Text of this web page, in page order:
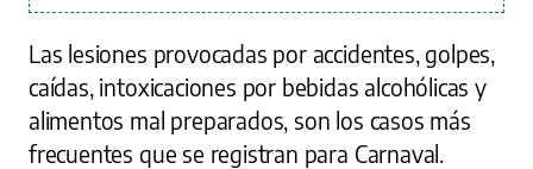
Las lesiones provocadas por accidentes, golpes,
caídas, intoxicaciones por bebidas alcohólicas y
alimentos mal preparados, son los casos más
frecuentes que se registran para Carnaval.